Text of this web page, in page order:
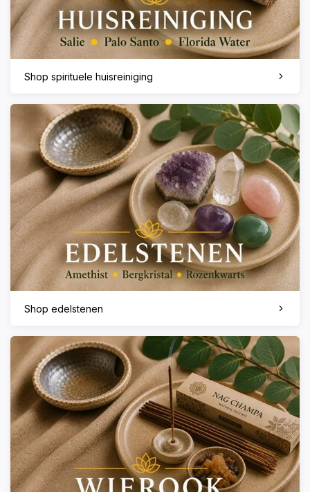
Shop spirituele huisreiniging
Shop edelstenen